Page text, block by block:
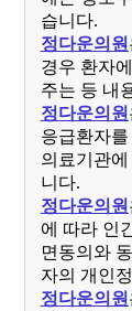
습니다.
정다운의원
경우 환자
주는 등 내
정다운의원
응급환자
의료기관
니다.
정다운의원
에 따라 인
면동의와
자의 개인
정다운의원